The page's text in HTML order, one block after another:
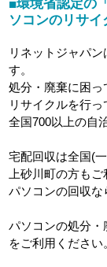
■環境省認定の
ソコンのリサイ
リネットジャパ
す。
処分・廃棄に困っ
リサイクルを行っ
全国700以上の自
宅配回収は全国(
上砂川町の方も
パソコンの回収な
パソコンの処分・
をご利用ください